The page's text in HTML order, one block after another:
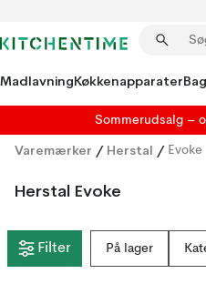
MadlavningKøkkenapparater
Sommerudsalg –
Varemærker / Herstal / Evoke
Herstal Evoke
Filter På lager